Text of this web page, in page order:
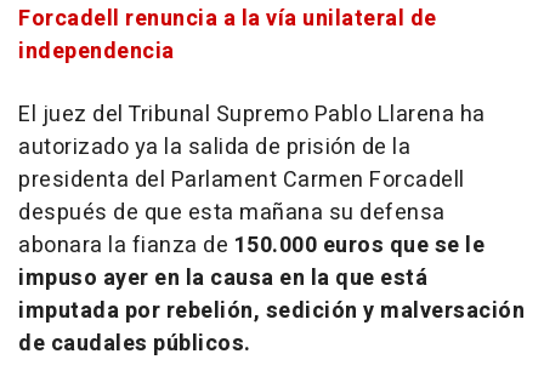
Forcadell renuncia a la vía unilateral de
independencia
El juez del Tribunal Supremo Pablo Llarena ha
autorizado ya la salida de prisión de la
presidenta del Parlament Carmen Forcadell
después de que esta mañana su defensa
abonara la fianza de 150.000 euros que se le
impuso ayer en la causa en la que está
imputada por rebelión, sedición y malversación
de caudales públicos.